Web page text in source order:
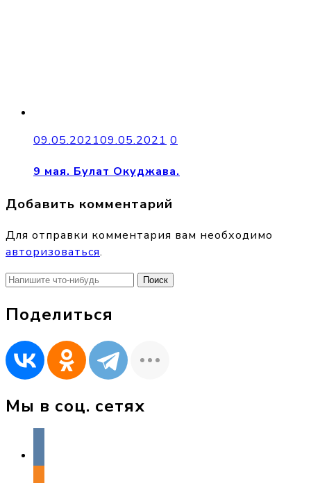
09.05.202109.05.2021 0
9 мая. Булат Окуджава.
Добавить комментарий
Для отправки комментария вам необходимо
авторизоваться.
Найти:
Поделиться
Мы в соц. сетях